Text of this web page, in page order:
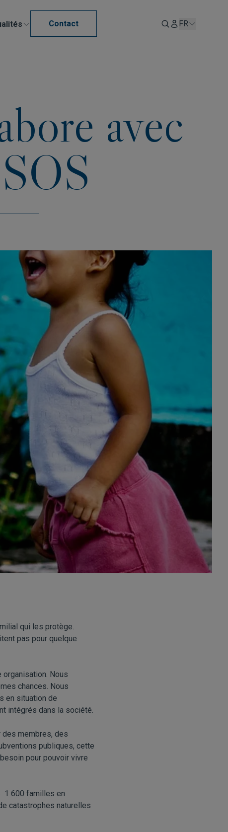
Contact FR
avec
qui les protège.
pas pour quelque
organisation. Nous
chances. Nous
en situation de
intégrés dans la société.
des membres, des
publiques, cette
pour pouvoir vivre
1 600 familles en
catastrophes naturelles